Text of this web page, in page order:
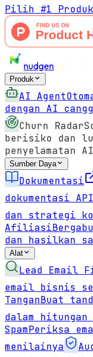
Pilih #1
nudgen
Produk
AI Agent
dengan AI
Churn Radar
berisiko dan
penyelamatan
Sumber Daya
Dokumentasi
dokumentasi API
dan strategi
Afiliasi
dan hasilkan
Alat
Lead Email
email bisnis
TanganBuat
dalam
SpamPeriksa
menilainya